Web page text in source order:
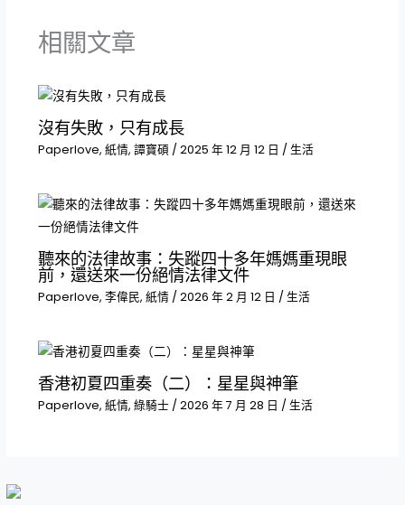
相關文章
沒有失敗，只有成長
Paperlove, 紙情, 譚寶碩 / 2025 年 12 月 12 日 / 生活
聽來的法律故事：失蹤四十多年媽媽重現眼
前，還送來一份絕情法律文件
Paperlove, 李偉民, 紙情/ 2026 年 2 月 12 日 / 生活
香港初夏四重奏（二）：星星與神筆
Paperlove, 紙情, 綠騎士/ 2026 年 7 月 28 日 / 生活